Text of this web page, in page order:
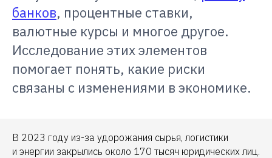
банков, процентные ставки,
валютные курсы и многое другое.
Исследование этих элементов
помогает понять, какие риски
связаны с изменениями в экономике.
В 2023 году из-за удорожания сырья, логистики
и энергии закрылись около 170 тысяч юридических лиц.